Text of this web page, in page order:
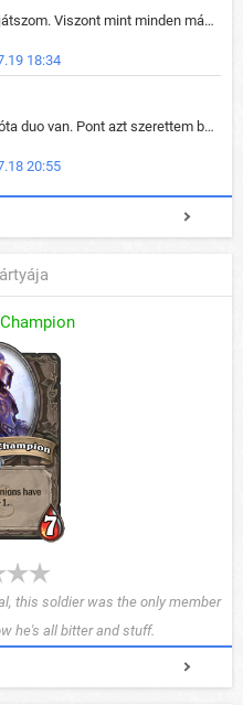
Amióta bejött, csak ezzel játszom. Viszont mint minden más - akár az alapjáték is, ez is baromira összetett lett. Néha már pár kör után is esélytelen az egész. Vagy irreállisan túltápol valaki, vagy lelép a partner, vagy csak hülye mint a segg. És amikor eljönne az én időm, na akkor jön el mindenki másé is. Engem jobban érdekelne, hogy ki milyen ratingen szokott játszani. Na ez lenne egy érdekes adat.
18:34
Én azóta nem BG-zek amióta duo van. Pont azt szerettem benne, hogy rajtam múlik mi történik, nem pedig a társamon. Kérem vissza a régi BG-t :D
20:55
this soldier was the only member
he's all bitter and stuff.